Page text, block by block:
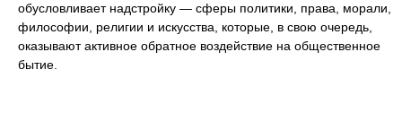
обусловливает надстройку — сферы политики, права, морали,
философии, религии и искусства, которые, в свою очередь,
оказывают активное обратное воздействие на общественное
бытие.